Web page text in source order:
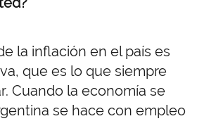
la inflación en el país es
que es lo que siempre
Cuando la economía se
se hace con empleo